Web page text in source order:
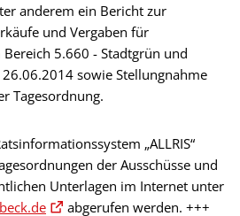
anderem ein Bericht zur
und Vergaben für
5.660 - Stadtgrün und
sowie Stellungnahme
Tagesordnung.
„ALLRIS“
der Ausschüsse und
Unterlagen im Internet unter
abgerufen werden. +++